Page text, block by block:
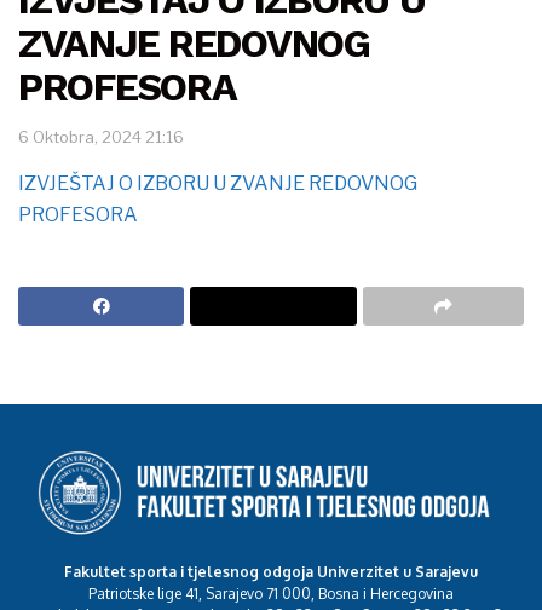
ZVANJE REDOVNOG
PROFESORA
6 Oktobra, 2024 21:16
IZVJEŠTAJ O IZBORU U ZVANJE REDOVNOG
PROFESORA
Fakultet sporta i tjelesnog odgoja Univerzitet u Sarajevu
Patriotske lige 41, Sarajevo 71 000, Bosna i Hercegovina